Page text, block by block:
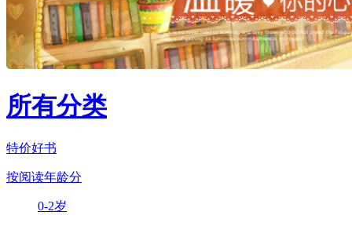
所有分类
特价好书
按阅读年龄分
0-2岁